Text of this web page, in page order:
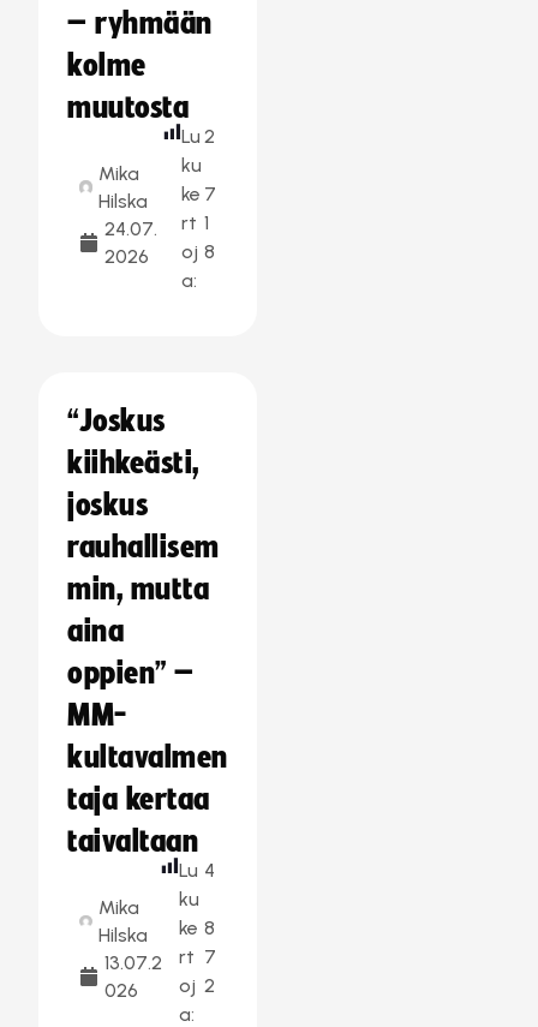
– ryhmään
kolme
muutosta
Mika
Hilska
24.07.
2026
Lu
ku
ke
rt
oj
a:
2
7
1
8
“Joskus
kiihkeästi,
joskus
rauhallisem
min, mutta
aina
oppien” –
MM-
kultavalmen
taja kertaa
taivaltaan
Mika
Hilska
13.07.2
026
Lu
ku
ke
rt
oj
a:
4
8
7
2